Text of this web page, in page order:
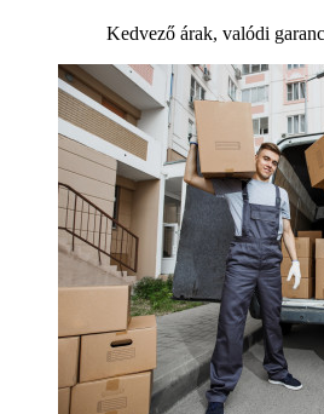
Kedvező árak, valódi